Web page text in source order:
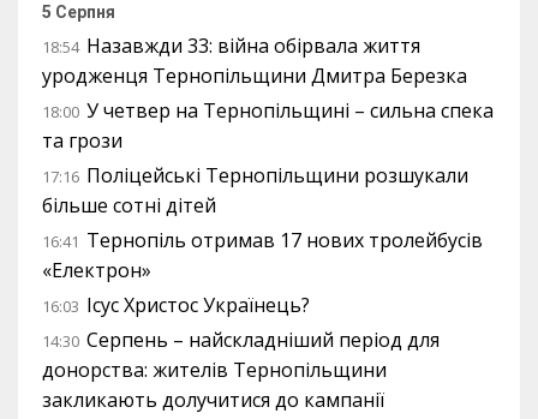
5 Серпня
18:54 Назавжди 33: війна обірвала життя
уродженця Тернопільщини Дмитра Березка
18:00 У четвер на Тернопільщині – сильна спека
та грози
17:16 Поліцейські Тернопільщини розшукали
більше сотні дітей
16:41 Тернопіль отримав 17 нових тролейбусів
«Електрон»
16:03 Ісус Христос Українець?
14:30 Серпень – найскладніший період для
донорства: жителів Тернопільщини
закликають долучитися до кампанії